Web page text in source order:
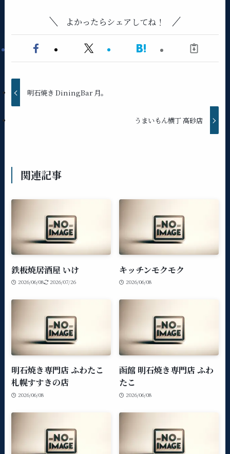
よかったらシェアしてね！
明石焼き DiningBar 月。
うまいもん横丁 高砂店
関連記事
鉄板焼居酒屋 いけ
2026/06/08 2026/07/26
キッチンモクモク
2026/06/08
明石焼き専門店 ふわたこ
札幌すすきの店
2026/06/08
函館 明石焼き専門店 ふわ
たこ
2026/06/08